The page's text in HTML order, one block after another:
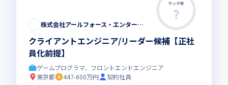
マッチ率
株式会社アールフォース・エンターテインメント
クライアントエンジニア/リーダー候補【正社
員化前提】
ゲームプログラマ、フロントエンドエンジニア
東京都
447-600万円
契約社員